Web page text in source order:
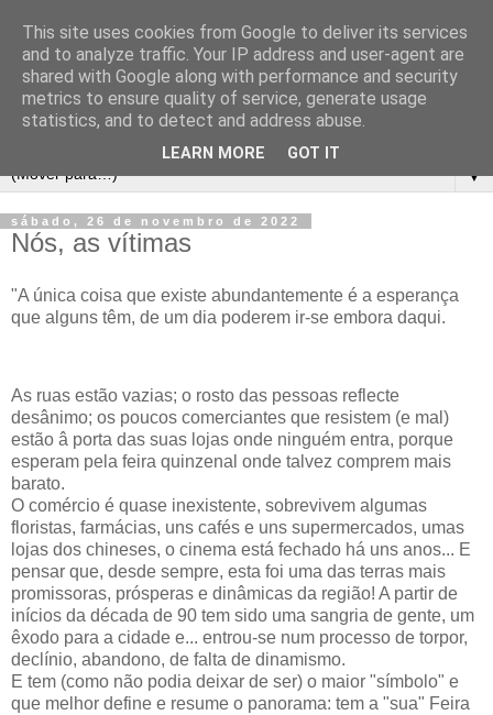
▼
sábado, 26 de novembro de 2022
Nós, as vítimas
"A única coisa que existe abundantemente é a esperança
que alguns têm, de um dia poderem ir-se embora daqui.
As ruas estão vazias; o rosto das pessoas reflecte
desânimo; os poucos comerciantes que resistem (e mal)
estão â porta das suas lojas onde ninguém entra, porque
esperam pela feira quinzenal onde talvez comprem mais
barato.
O comércio é quase inexistente, sobrevivem algumas
floristas, farmácias, uns cafés e uns supermercados, umas
lojas dos chineses, o cinema está fechado há uns anos... E
pensar que, desde sempre, esta foi uma das terras mais
promissoras, prósperas e dinâmicas da região! A partir de
inícios da década de 90 tem sido uma sangria de gente, um
êxodo para a cidade e... entrou-se num processo de torpor,
declínio, abandono, de falta de dinamismo.
E tem (como não podia deixar de ser) o maior "símbolo" e
que melhor define e resume o panorama: tem a "sua" Feira
This site uses cookies from Google to deliver its services
and to analyze traffic. Your IP address and user-agent are
shared with Google along with performance and security
metrics to ensure quality of service, generate usage
statistics, and to detect and address abuse.
LEARN MORE GOT IT